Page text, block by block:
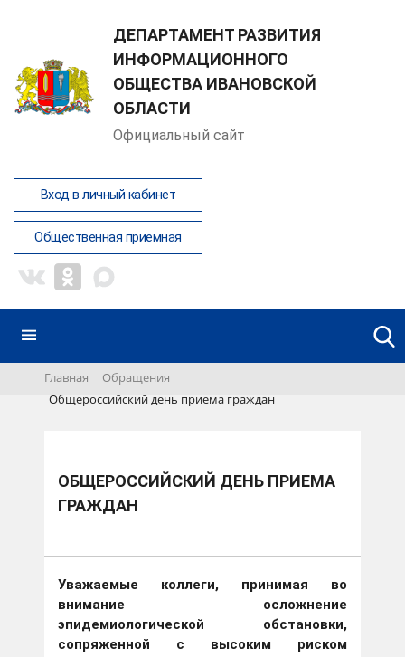
ДЕПАРТАМЕНТ РАЗВИТИЯ
ИНФОРМАЦИОННОГО
ОБЩЕСТВА ИВАНОВСКОЙ
ОБЛАСТИ
Официальный сайт
Вход в личный кабинет
Общественная приемная
Главная
Обращения
Общероссийский день приема граждан
ОБЩЕРОССИЙСКИЙ ДЕНЬ ПРИЕМА
ГРАЖДАН
Уважаемые коллеги, принимая во
внимание осложнение
эпидемиологической обстановки,
сопряженной с высоким риском